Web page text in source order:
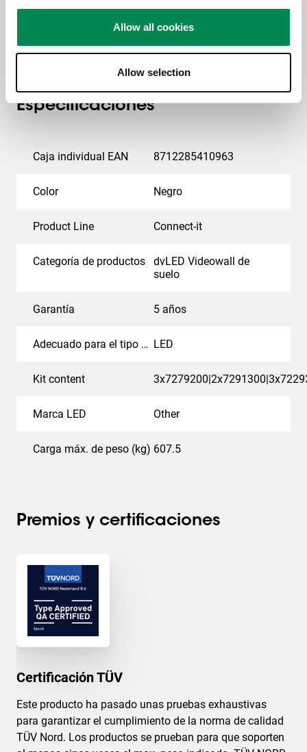
Allow all cookies
Allow selection
Especificaciones
Caja individual EAN 8712285410963
Color Negro
Product Line Connect-it
Categoría de productos
dvLED Videowall de
suelo
Garantía 5 años
Adecuado para el tipo de pantalla LED
Kit content
Marca LED Other
Carga máx. de peso (kg) 607.5
Premios y certificaciones
Certificación TÜV
Este producto ha pasado unas pruebas exhaustivas
para garantizar el cumplimiento de la norma de calidad
TÜV Nord. Los productos se prueban para que soporten